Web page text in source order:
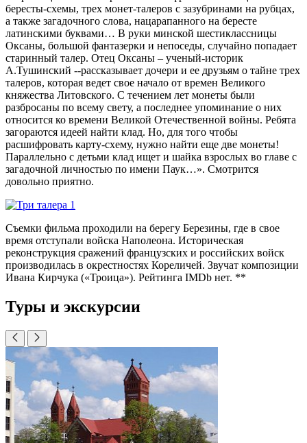
бересты-схемы, трех монет-талеров с зазубринами на рубцах,
а также загадочного слова, нацарапанного на бересте
латинскими буквами… В руки минской шестиклассницы
Оксаны, большой фантазерки и непоседы, случайно попадает
старинный талер. Отец Оксаны – ученый-историк
А.Тушинский --рассказывает дочери и ее друзьям о тайне трех
талеров, которая ведет свое начало от времен Великого
княжества Литовского. С течением лет монеты были
разбросаны по всему свету, а последнее упоминание о них
относится ко времени Великой Отечественной войны. Ребята
загораются идеей найти клад. Но, для того чтобы
расшифровать карту-схему, нужно найти еще две монеты!
Параллельно с детьми клад ищет и шайка взрослых во главе с
загадочной личностью по имени Паук…». Смотрится
довольно приятно.
Съемки фильма проходили на берегу Березины, где в свое
время отступали войска Наполеона. Историческая
реконструкция сражений французских и российских войск
производилась в окрестностях Кореличей. Звучат композиции
Ивана Кирчука («Троица»). Рейтинга IMDb нет. **
Туры и экскурсии